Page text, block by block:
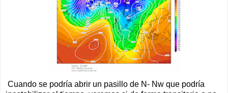
Cuando se podría abrir un pasillo de N- Nw que podría